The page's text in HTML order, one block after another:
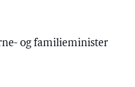
og familieminister